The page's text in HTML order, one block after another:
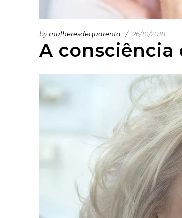
A
bymulheresdequarenta 26/10/2018